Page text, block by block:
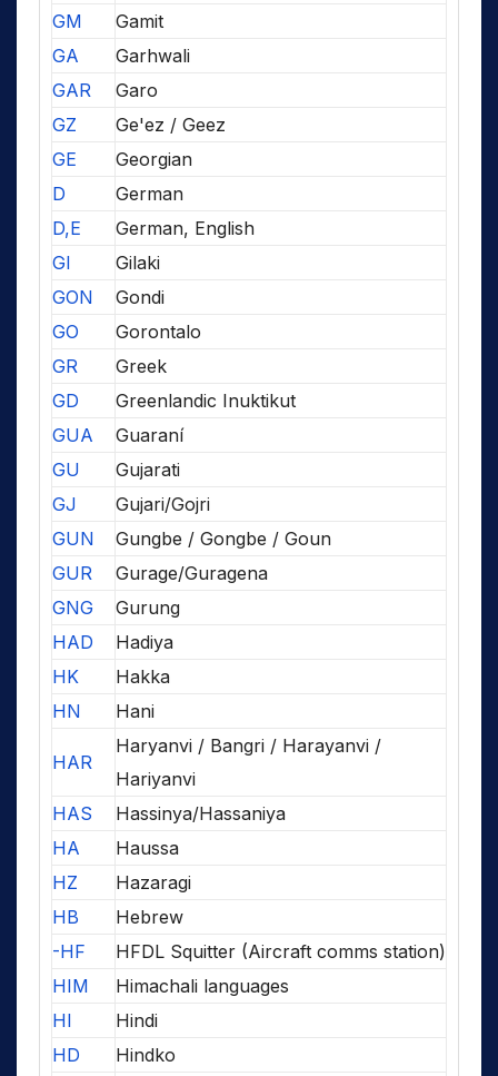
GM
Gamit
GA
Garhwali
GAR
Garo
GZ
Ge'ez / Geez
GE
Georgian
D
German
D,E
German, English
GI
Gilaki
GON
Gondi
GO
Gorontalo
GR
Greek
GD
Greenlandic Inuktikut
GUA
Guaraní
GU
Gujarati
GJ
Gujari/Gojri
GUN
Gungbe / Gongbe / Goun
GUR
Gurage/Guragena
GNG
Gurung
HAD
Hadiya
HK
Hakka
HN
Hani
HAR
Haryanvi / Bangri / Harayanvi /
Hariyanvi
HAS
Hassinya/Hassaniya
HA
Haussa
HZ
Hazaragi
HB
Hebrew
-HF
HFDL Squitter (Aircraft comms station)
HIM
Himachali languages
HI
Hindi
HD
Hindko